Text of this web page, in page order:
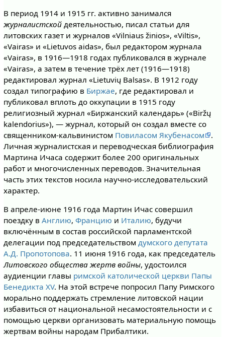
В период 1914 и 1915 гг. активно занимался
журналистскойдеятельностью, писал статьи для
литовских газет и журналов «Vilniaus žinios», «Viltis»,
«Vairas» и «Lietuvos aidas», был редактором журнала
«Vairas», в 1916—1918 годах публиковался в журнале
«Vairas», а затем в течение трёх лет (1916—1918)
редактировал журнал «Lietuvių Balsas». В 1912 году
создал типографию в Биржае, где редактировал и
публиковал вплоть до оккупации в 1915 году
религиозный журнал «Биржанский календарь» («Biržų
kalendorius»), — журнал, который он создал вместе со
священником-кальвинистом Повиласом Якубенасом
.
Личная журналистская и переводческая библиография
Мартина Ичаса содержит более 200 оригинальных
работ и многочисленных переводов. Значительная
часть этих текстов носила научно-исследовательский
характер.
В апреле-июне 1916 года Мартин Ичас совершил
поездку в Англию, Францию и Италию, будучи
включённым в состав российской парламентской
делегации под председательством думского депутата
А.Д. Пропотопова. 11 июня 1916 года, как председатель
Литовского общества жертв войны, удостоился
аудиенции главы римской католической церкви Папы
Бенедикта XV. На этой встрече попросил Папу Римского
морально поддержать стремление литовской нации
избавиться от национальной несамостоятельности и с
помощью церкви организовать материальную помощь
жертвам войны народам Прибалтики.